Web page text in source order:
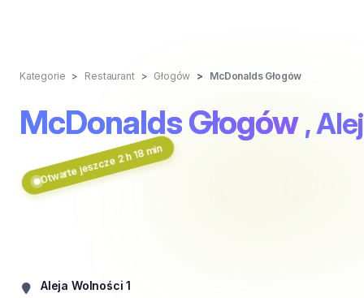
Kategorie Restaurant Głogów McDonalds Głogów
McDonalds Głogów ,
Otwarte jeszcze 2 h 18 min
Aleja Wolności 1